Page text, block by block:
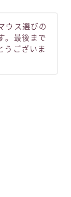
ウス選びの
。最後まで
うございま